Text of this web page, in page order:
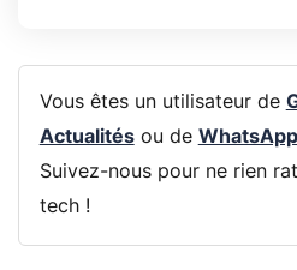
Vous êtes un utilisateur de
Actualitésou de WhatsApp
Suivez-nous pour ne rien
tech !